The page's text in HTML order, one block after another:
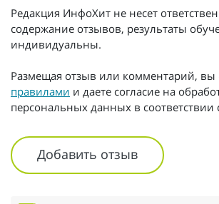
Редакция ИнфоХит не несет
содержание отзывов, результаты
индивидуальны.
Размещая отзыв или комментарий, вы
правилами и даете согласие на
персональных данных в соответствии
Добавить отзыв